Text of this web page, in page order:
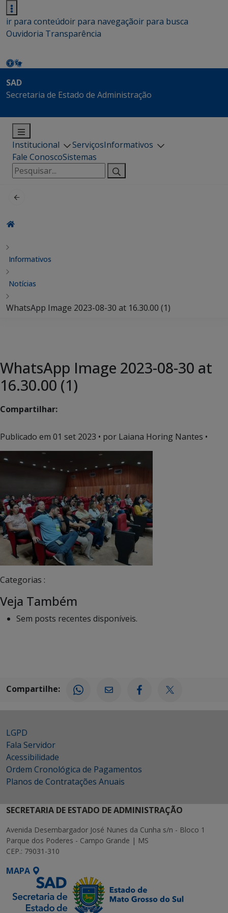
ir para conteúdoir para navegaçãoir para busca
Ouvidoria Transparência
SAD
Secretaria de Estado de Administração
Institucional ServiçosInformativos
Fale ConoscoSistemas
Pesquisar
por:
Informativos
Notícias
WhatsApp Image 2023-08-30 at 16.30.00 (1)
WhatsApp Image 2023-08-30 at
16.30.00 (1)
Compartilhar:
Publicado em 01 set 2023 • por Laiana Horing Nantes •
Categorias :
Veja Também
Sem posts recentes disponíveis.
Compartilhe:
LGPD
Fala Servidor
Acessibilidade
Ordem Cronológica de Pagamentos
Planos de Contratações Anuais
SECRETARIA DE ESTADO DE ADMINISTRAÇÃO
Avenida Desembargador José Nunes da Cunha s/n - Bloco 1
Parque dos Poderes - Campo Grande | MS
CEP.: 79031-310
MAPA